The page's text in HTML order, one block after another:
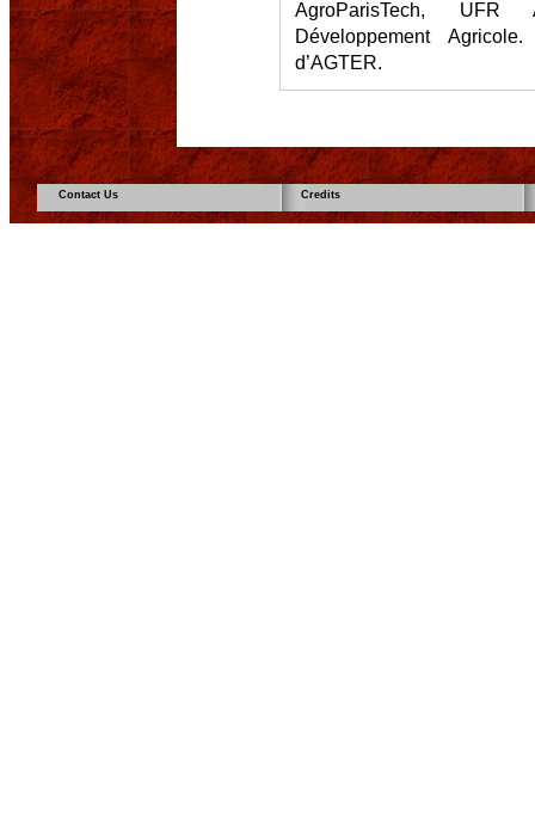
AgroParisTech, UFR
Développement
d’AGTER.
Contact Us Credits